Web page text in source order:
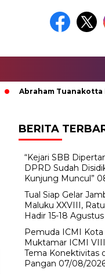
Tuanakotta Di
BERITA
“Kejari SBB
DPRD Sudah
Kunjung Muncul”
Tual Siap Gelar
Maluku XXVIII,
Hadir 15-18 Agustus
Pemuda ICMI Kota
Muktamar ICMI
Tema Konektivitas
Pangan 07/08/